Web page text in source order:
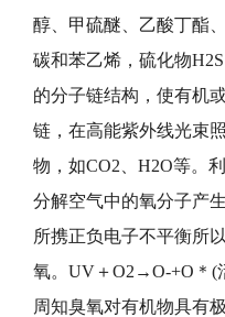
醇、甲硫醚、乙酸丁酯
碳和苯乙烯，硫化物
的分子链结构，使有机
链，在高能紫外线光束
物，如CO2、H2O等。
分解空气中的氧分子产
所携正负电子不平衡所
氧。UV＋O2→O-+O＊(
周知臭氧对有机物具有